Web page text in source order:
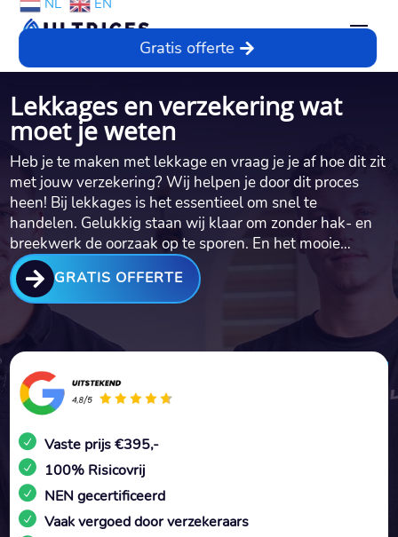
NL EN
Gratis offerte
Lekkages en verzekering wat
moet je weten
Heb je te maken met lekkage en vraag je je af hoe dit zit
met jouw verzekering? Wij helpen je door dit proces
heen! Bij lekkages is het essentieel om snel te
handelen.​ Gelukkig staan wij klaar om zonder hak- en
breekwerk de oorzaak op te sporen.​ En het mooie…
 GRATIS OFFERTE
Vaste prijs €395,-
100% Risicovrij
NEN gecertificeerd
Vaak vergoed door verzekeraars